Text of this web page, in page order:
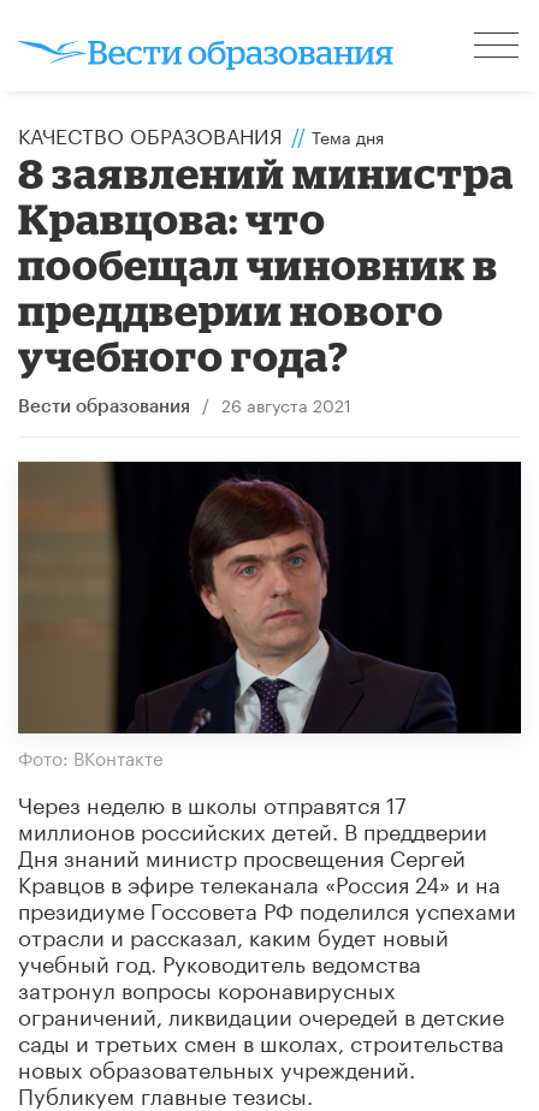
КАЧЕСТВО ОБРАЗОВАНИЯ // Тема дня
8 заявлений министра
Кравцова: что
пообещал чиновник в
преддверии нового
учебного года?
Вести образования / 26 августа 2021
Фото: ВКонтакте
Через неделю в школы отправятся 17
миллионов российских детей. В преддверии
Дня знаний министр просвещения Сергей
Кравцов в эфире телеканала «Россия 24» и на
президиуме Госсовета РФ поделился успехами
отрасли и рассказал, каким будет новый
учебный год. Руководитель ведомства
затронул вопросы коронавирусных
ограничений, ликвидации очередей в детские
сады и третьих смен в школах, строительства
новых образовательных учреждений.
Публикуем главные тезисы.